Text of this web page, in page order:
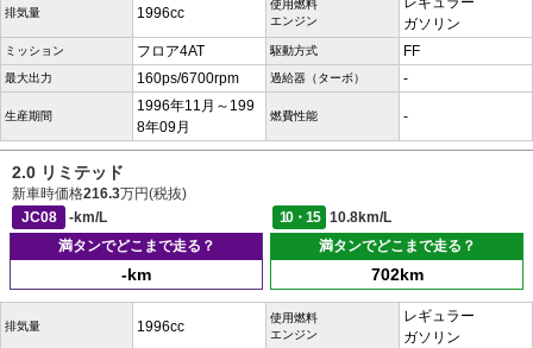
排気量 1996cc
使用燃料
エンジン
ガソリン
ミッション フロア4AT 駆動方式 FF
最大出力 160ps/6700rpm 過給器（ターボ） -
生産期間
1996年11月～199
8年09月
燃費性能 -
2.0 リミテッド
新車時価格216.3万円(税抜)
JC08
-km/L 10・15
10.8km/L
満タンでどこまで走る？
-km
満タンでどこまで走る？
702km
排気量 1996cc
使用燃料
エンジン
レギュラー
ガソリン